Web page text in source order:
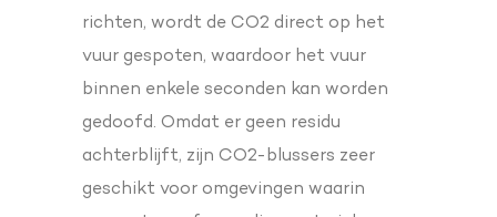
richten, wordt de CO2 direct op het
vuur gespoten, waardoor het vuur
binnen enkele seconden kan worden
gedoofd. Omdat er geen residu
achterblijft, zijn CO2-blussers zeer
geschikt voor omgevingen waarin